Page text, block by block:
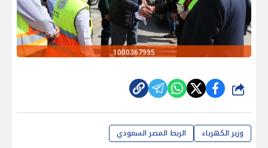
1000367995
شارك
وزير الكهرباء الربط المصر السعودي